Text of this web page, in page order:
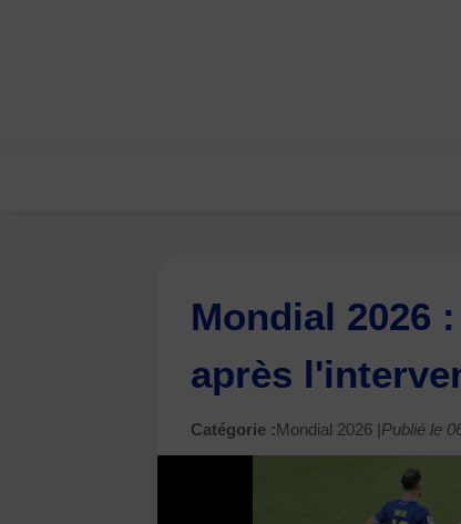
Mondial 2026
après
Catégorie :Mondial 2026 |Publié le